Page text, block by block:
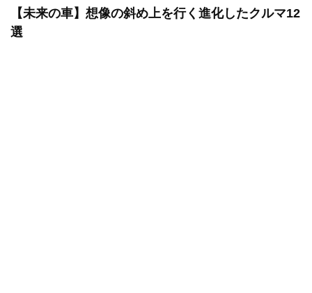
【未来の車】想像の斜め上を行く進化したクルマ12
選